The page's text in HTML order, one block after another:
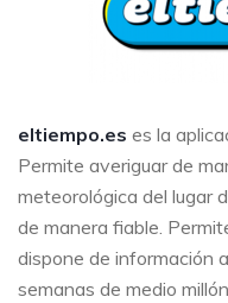
eltiempo.es es la
Permite averiguar de
meteorológica del lugar
de manera fiable.
dispone de información
semanas de medio